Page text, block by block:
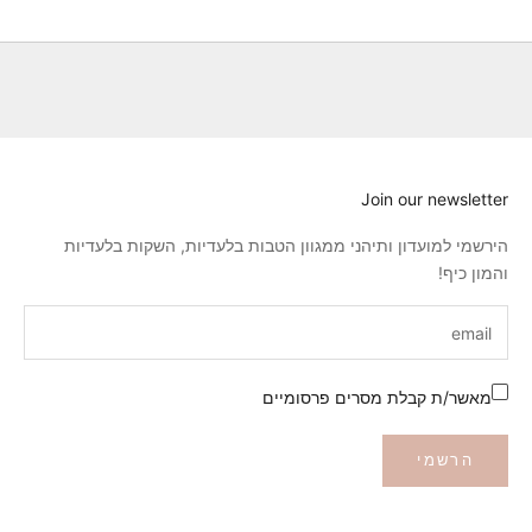
Join our newsletter
הירשמי למועדון ותיהני ממגוון הטבות בלעדיות, השקות בלעדיות
והמון כיף!
מאשר/ת קבלת מסרים פרסומיים
הרשמי